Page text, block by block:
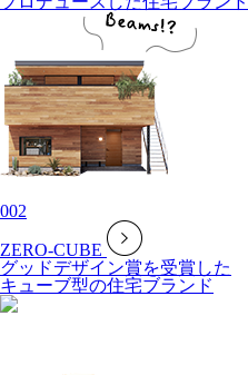
002
ZERO-CUBE
グッドデザイン賞を受賞した
キューブ型の住宅ブランド